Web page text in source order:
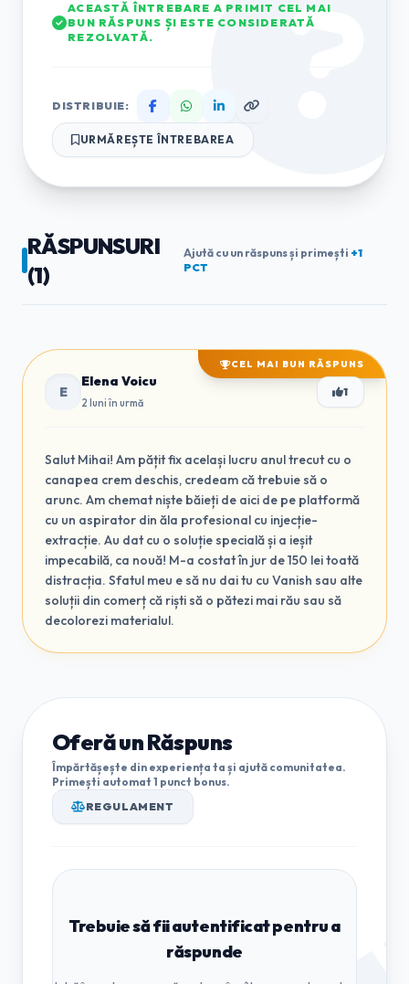
ACEASTĂ ÎNTREBARE A PRIMIT CEL MAI
BUN RĂSPUNS ȘI ESTE CONSIDERATĂ
REZOLVATĂ.
DISTRIBUIE:
URMĂREȘTE ÎNTREBAREA
RĂSPUNSURI
(1)
Ajută cu un răspuns și primești +1
PCT
CEL MAI BUN RĂSPUNS
E
Elena Voicu
2 luni în urmă
1
Salut Mihai! Am pățit fix același lucru anul trecut cu o
canapea crem deschis, credeam că trebuie să o
arunc. Am chemat niște băieți de aici de pe platformă
cu un aspirator din ăla profesional cu injecție-
extracție. Au dat cu o soluție specială și a ieșit
impecabilă, ca nouă! M-a costat în jur de 150 lei toată
distracția. Sfatul meu e să nu dai tu cu Vanish sau alte
soluții din comerț că riști să o pătezi mai rău sau să
decolorezi materialul.
Oferă un Răspuns
Împărtășește din experiența ta și ajută comunitatea.
Primești automat 1 punct bonus.
REGULAMENT
Trebuie să fii autentificat pentru a
răspunde